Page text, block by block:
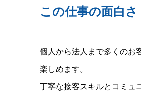
この仕事の面白さ
個人から法人まで多くのお
楽しめます。
丁寧な接客スキルとコミュ